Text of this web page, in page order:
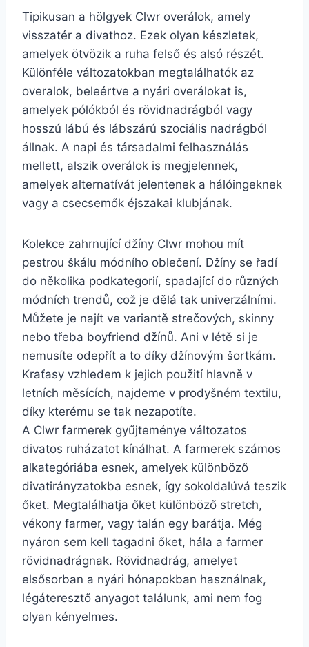
Tipikusan a hölgyek Clwr overálok, amely
visszatér a divathoz. Ezek olyan készletek,
amelyek ötvözik a ruha felső és alsó részét.
Különféle változatokban megtalálhatók az
overalok, beleértve a nyári overálokat is,
amelyek pólókból és rövidnadrágból vagy
hosszú lábú és lábszárú szociális nadrágból
állnak. A napi és társadalmi felhasználás
mellett, alszik overálok is megjelennek,
amelyek alternatívát jelentenek a hálóingeknek
vagy a csecsemők éjszakai klubjának.
Kolekce zahrnující džíny Clwr mohou mít
pestrou škálu módního oblečení. Džíny se řadí
do několika podkategorií, spadající do různých
módních trendů, což je dělá tak univerzálními.
Můžete je najít ve variantě strečových, skinny
nebo třeba boyfriend džínů. Ani v létě si je
nemusíte odepřít a to díky džínovým šortkám.
Kraťasy vzhledem k jejich použití hlavně v
letních měsících, najdeme v prodyšném textilu,
díky kterému se tak nezapotíte.
A Clwr farmerek gyűjteménye változatos
divatos ruházatot kínálhat. A farmerek számos
alkategóriába esnek, amelyek különböző
divatirányzatokba esnek, így sokoldalúvá teszik
őket. Megtalálhatja őket különböző stretch,
vékony farmer, vagy talán egy barátja. Még
nyáron sem kell tagadni őket, hála a farmer
rövidnadrágnak. Rövidnadrág, amelyet
elsősorban a nyári hónapokban használnak,
légáteresztő anyagot találunk, ami nem fog
olyan kényelmes.